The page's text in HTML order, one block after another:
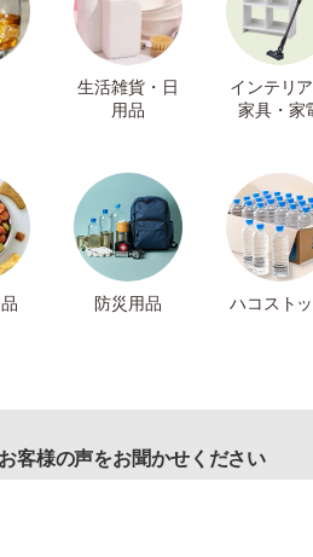
生活雑貨・日
用品
インテリア
家具・家
防災用品 ハコスト
お客様の声をお聞かせください